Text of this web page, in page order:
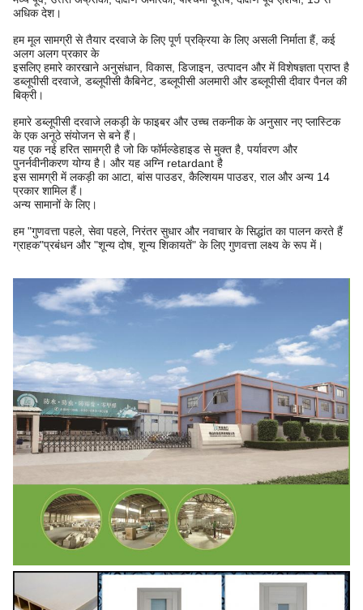
अधिक देश।
हम मूल सामग्री से तैयार दरवाजे के लिए पूर्ण प्रक्रिया के लिए असली निर्माता हैं, कई
अलग अलग प्रकार के
इसलिए हमारे कारखाने अनुसंधान, विकास, डिजाइन, उत्पादन और में विशेषज्ञता प्राप्त है
डब्लूपीसी दरवाजे, डब्लूपीसी कैबिनेट, डब्लूपीसी अलमारी और डब्लूपीसी दीवार पैनल की
बिक्री।
हमारे डब्लूपीसी दरवाजे लकड़ी के फाइबर और उच्च तकनीक के अनुसार नए प्लास्टिक
के एक अनूठे संयोजन से बने हैं।
यह एक नई हरित सामग्री है जो कि फॉर्मल्डेहाइड से मुक्त है, पर्यावरण और
पुनर्नवीनीकरण योग्य है। और यह अग्नि retardant है
इस सामग्री में लकड़ी का आटा, बांस पाउडर, कैल्शियम पाउडर, राल और अन्य 14
प्रकार शामिल हैं।
अन्य सामानों के लिए।
हम "गुणवत्ता पहले, सेवा पहले, निरंतर सुधार और नवाचार के सिद्धांत का पालन करते हैं
ग्राहक"प्रबंधन और "शून्य दोष, शून्य शिकायतें" के लिए गुणवत्ता लक्ष्य के रूप में।